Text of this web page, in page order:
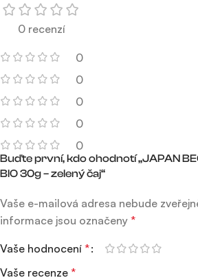
0 recenzí
0
0
0
0
0
Buďte první, kdo ohodnotí „JAPAN
BIO 30g – zelený čaj“
Vaše e-mailová adresa nebude
informace jsou označeny *
Vaše hodnocení *
Vaše recenze *